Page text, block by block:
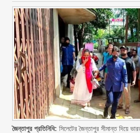
জৈন্তাপুর প্রতিনিধি: সিলেটের জৈন্তাপুর সীমান্ত দিয়ে